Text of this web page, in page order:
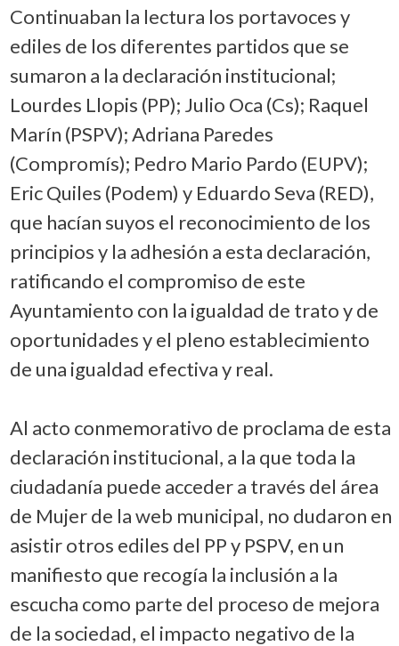
Continuaban la lectura los portavoces y
ediles de los diferentes partidos que se
sumaron a la declaración institucional;
Lourdes Llopis (PP); Julio Oca (Cs); Raquel
Marín (PSPV); Adriana Paredes
(Compromís); Pedro Mario Pardo (EUPV);
Eric Quiles (Podem) y Eduardo Seva (RED),
que hacían suyos el reconocimiento de los
principios y la adhesión a esta declaración,
ratificando el compromiso de este
Ayuntamiento con la igualdad de trato y de
oportunidades y el pleno establecimiento
de una igualdad efectiva y real.
Al acto conmemorativo de proclama de esta
declaración institucional, a la que toda la
ciudadanía puede acceder a través del área
de Mujer de la web municipal, no dudaron en
asistir otros ediles del PP y PSPV, en un
manifiesto que recogía la inclusión a la
escucha como parte del proceso de mejora
de la sociedad, el impacto negativo de la